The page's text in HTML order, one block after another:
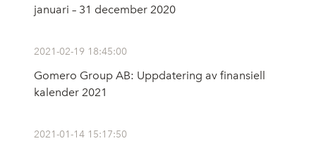
januari – 31 december 2020
2021-02-19 18:45:00
Gomero Group AB: Uppdatering av finansiell
kalender 2021
2021-01-14 15:17:50